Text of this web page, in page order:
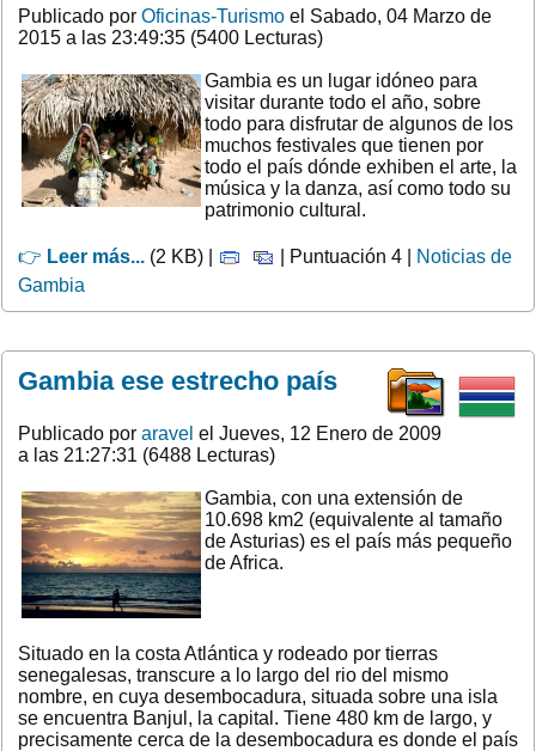
Publicado por Oficinas-Turismo el Sabado, 04 Marzo de
2015 a las 23:49:35 (5400 Lecturas)
Gambia es un lugar idóneo para
visitar durante todo el año, sobre
todo para disfrutar de algunos de los
muchos festivales que tienen por
todo el país dónde exhiben el arte, la
música y la danza, así como todo su
patrimonio cultural.
👉 Leer más... (2 KB) | | Puntuación 4 |
Noticias de
Gambia
Gambia ese estrecho país
Publicado por aravel el Jueves, 12 Enero de 2009
a las 21:27:31 (6488 Lecturas)
Gambia, con una extensión de
10.698 km2 (equivalente al tamaño
de Asturias) es el país más pequeño
de Africa.
Situado en la costa Atlántica y rodeado por tierras
senegalesas, transcure a lo largo del rio del mismo
nombre, en cuya desembocadura, situada sobre una isla
se encuentra Banjul, la capital. Tiene 480 km de largo, y
precisamente cerca de la desembocadura es donde el país